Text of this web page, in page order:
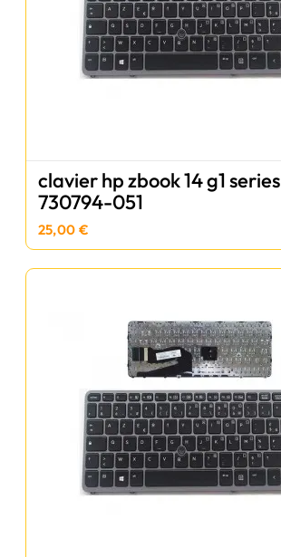
clavier hp zbook 14 g1 series
730794-051
25,00 €